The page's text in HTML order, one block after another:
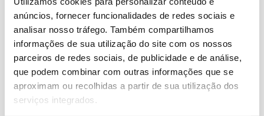
anúncios, fornecer funcionalidades de redes sociais e
analisar nosso tráfego. Também compartilhamos
informações de sua utilização do site com os nossos
parceiros de redes sociais, de publicidade e de análise,
que podem combinar com outras informações que se
aproximam ou recolhidas a partir de sua utilização dos
serviços integrados.
DAGESIL
Dagesil 10 Mg/g
4, 98 €
ADICIONAR